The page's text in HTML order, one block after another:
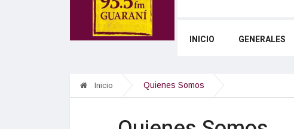
INICIO GENERALES
Inicio Quienes Somos